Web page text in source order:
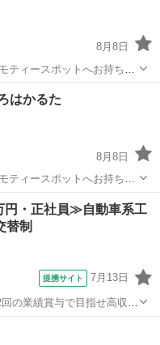
8月8日
ィースポットへお持ち込
ジャー用品、こども用品、
などが無料でまとめて持
現地
はかるた
8月8日
ィースポットへお持ち込
ジャー用品、こども用品、
などが無料でまとめて持
現地
・正社員≫自動車系工
替制
提携サイト 7月13日
の業績賞与で目指せ高収
わず活躍している職場で